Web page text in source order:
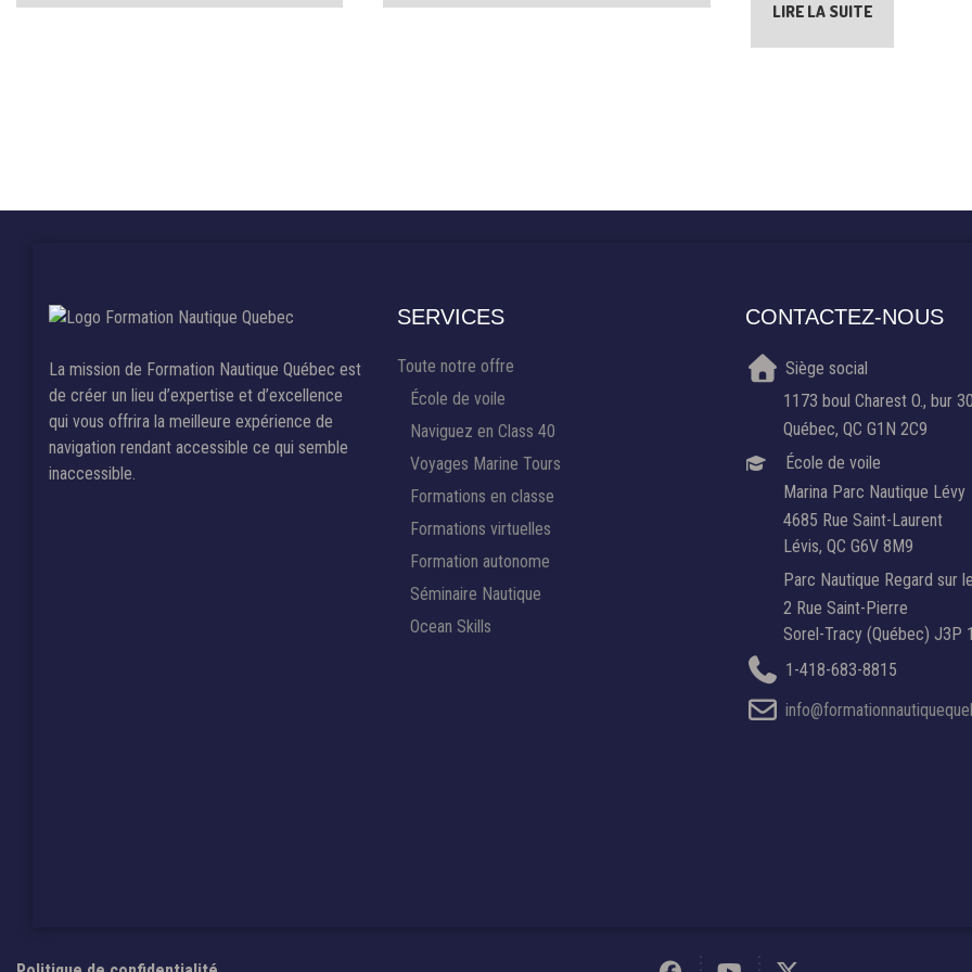
LIRE LA SUITE
La mission de Formation Nautique Québec est
de créer un lieu d’expertise et d’excellence
qui vous offrira la meilleure expérience de
navigation rendant accessible ce qui semble
inaccessible.
SERVICES
Toute notre offre
École de voile
Naviguez en Class 40
Voyages Marine Tours
Formations en classe
Formations virtuelles
Formation autonome
Séminaire Nautique
Ocean Skills
CONTACTEZ-NOUS
Siège social
1173 boul Charest O., bur
Québec, QC G1N 2C9
École de voile
Marina Parc Nautique Lévy
4685 Rue Saint-Laurent
Lévis, QC G6V 8M9
Parc Nautique Regard sur
2 Rue Saint-Pierre
Sorel-Tracy (Québec) J3P
1-418-683-8815